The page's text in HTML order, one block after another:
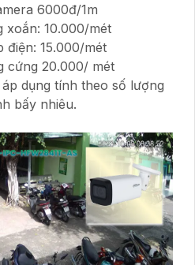
6000đ/1m
xoắn: 10.000/mét
điện: 15.000/mét
cứng 20.000/ mét
dụng tính theo số lượng
bấy nhiêu.